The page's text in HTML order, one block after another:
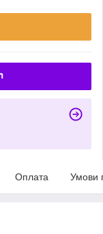
Оплата Умови